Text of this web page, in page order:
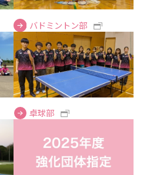
News』
バドミントン部
卓球部